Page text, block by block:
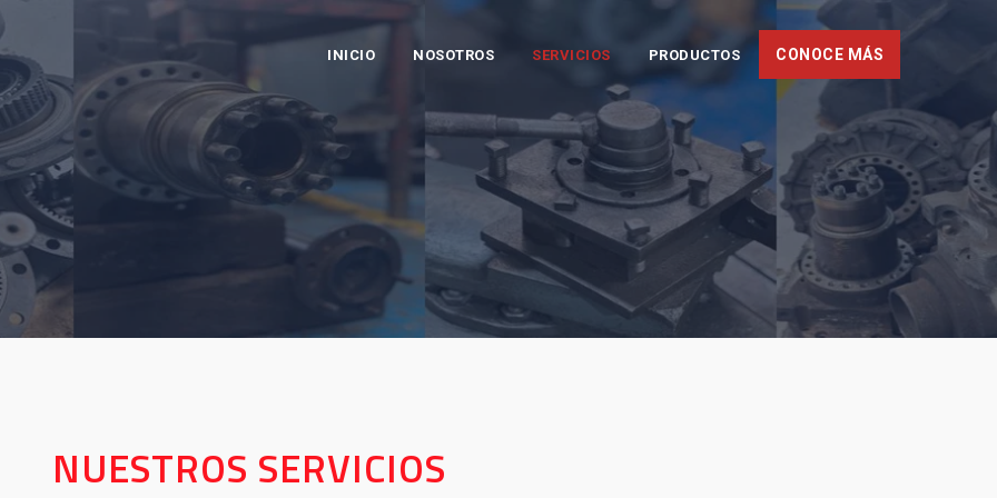
INICIO NOSOTROS SERVICIOS PRODUCTOS CONOCE MÁS
NUESTROS SERVICIOS